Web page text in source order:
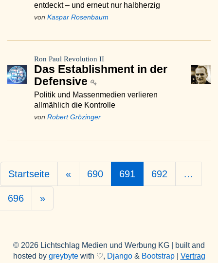
entdeckt – und erneut nur halbherzig
von Kaspar Rosenbaum
Ron Paul Revolution II
Das Establishment in der
Defensive
Politik und Massenmedien verlieren
allmählich die Kontrolle
von Robert Grözinger
Startseite « 690 691 692 …
696 »
© 2026 Lichtschlag Medien und Werbung KG | built and
hosted by greybytewith ♡, Django& Bootstrap| Vertrag